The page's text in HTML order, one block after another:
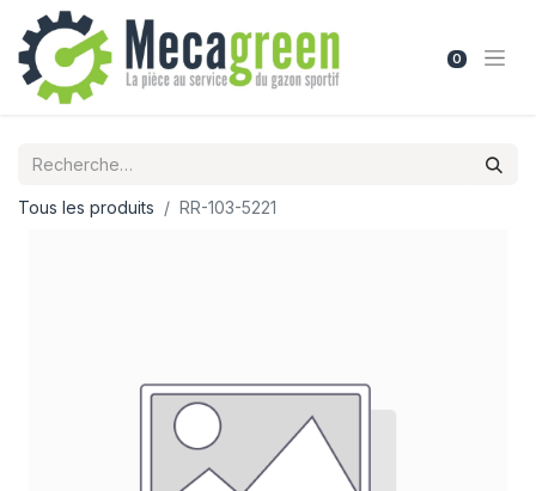
0
Tous les produits RR-103-5221